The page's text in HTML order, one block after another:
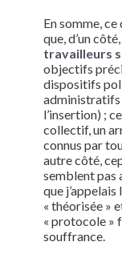
En somme,
que, d’un
travailleurs
objectifs
dispositifs
administratifs
l’insertion) ;
collectif, un
connus par
autre côté,
semblent pas
que
« théorisée »
« protocole »
souffrance.